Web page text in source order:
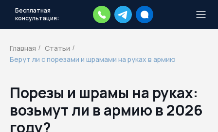
Бесплатная
консультация:
Главная / Статьи /
Берут ли с порезами и шрамами на руках в армию
Порезы и шрамы на руках:
возьмут ли в армию в 2026
году?
каждый день.
действий